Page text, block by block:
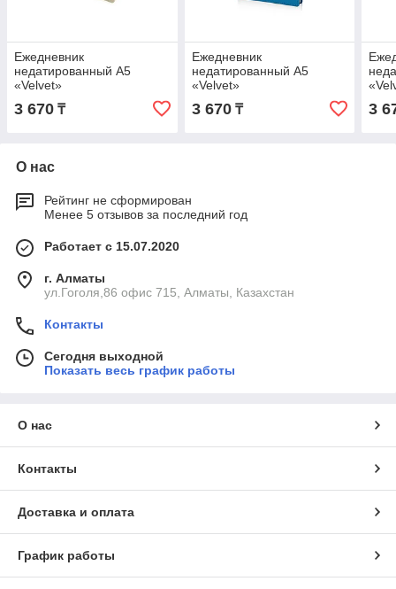
Ежедневник
недатированный А5
«Velvet»
3 670 ₸
Ежедневник
недатированный А5
«Velvet»
3 670₸ 3
О нас
Рейтинг не сформирован
Менее 5 отзывов за последний год
Работает с 15.07.2020
г. Алматы
ул.Гоголя,86 офис 715, Алматы, Казахстан
Контакты
Сегодня выходной
Показать весь график работы
О нас
Контакты
Доставка и оплата
График работы